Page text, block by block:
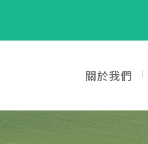
關於我們